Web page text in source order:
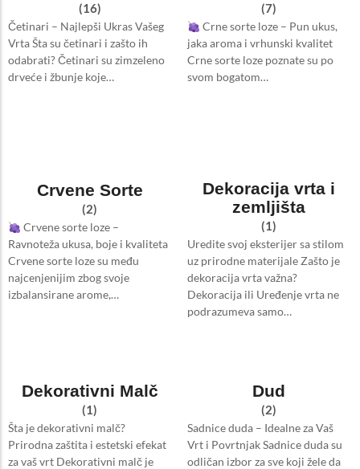
(16)
Četinari – Najlepši Ukras Vašeg
Vrta Šta su četinari i zašto ih
odabrati? Četinari su zimzeleno
drveće i žbunje koje…
(7)
Crne sorte loze – Pun ukus,
jaka aroma i vrhunski kvalitet
Crne sorte loze poznate su po
svom bogatom…
Crvene Sorte
(2)
Crvene sorte loze –
Ravnoteža ukusa, boje i kvaliteta
Crvene sorte loze su među
najcenjenijim zbog svoje
izbalansirane arome,…
Dekoracija vrta i
zemljišta
(1)
Uredite svoj eksterijer sa stilom
uz prirodne materijale Zašto je
dekoracija vrta važna?
Dekoracija ili Uređenje vrta ne
podrazumeva samo…
Dekorativni Malč
(1)
Šta je dekorativni malč?
Prirodna zaštita i estetski efekat
za vaš vrt Dekorativni malč je
Dud
(2)
Sadnice duda – Idealne za Vaš
Vrt i Povrtnjak Sadnice duda su
odličan izbor za sve koji žele da